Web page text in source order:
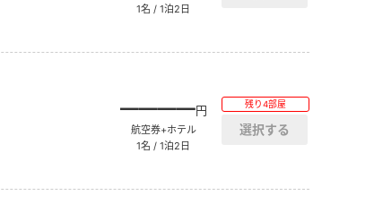
1名 / 1泊2日
――――円
航空券+ホテル
1名 / 1泊2日
残り4部屋